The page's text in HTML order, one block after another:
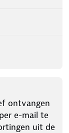
ontvangen
e-mail te
uit de